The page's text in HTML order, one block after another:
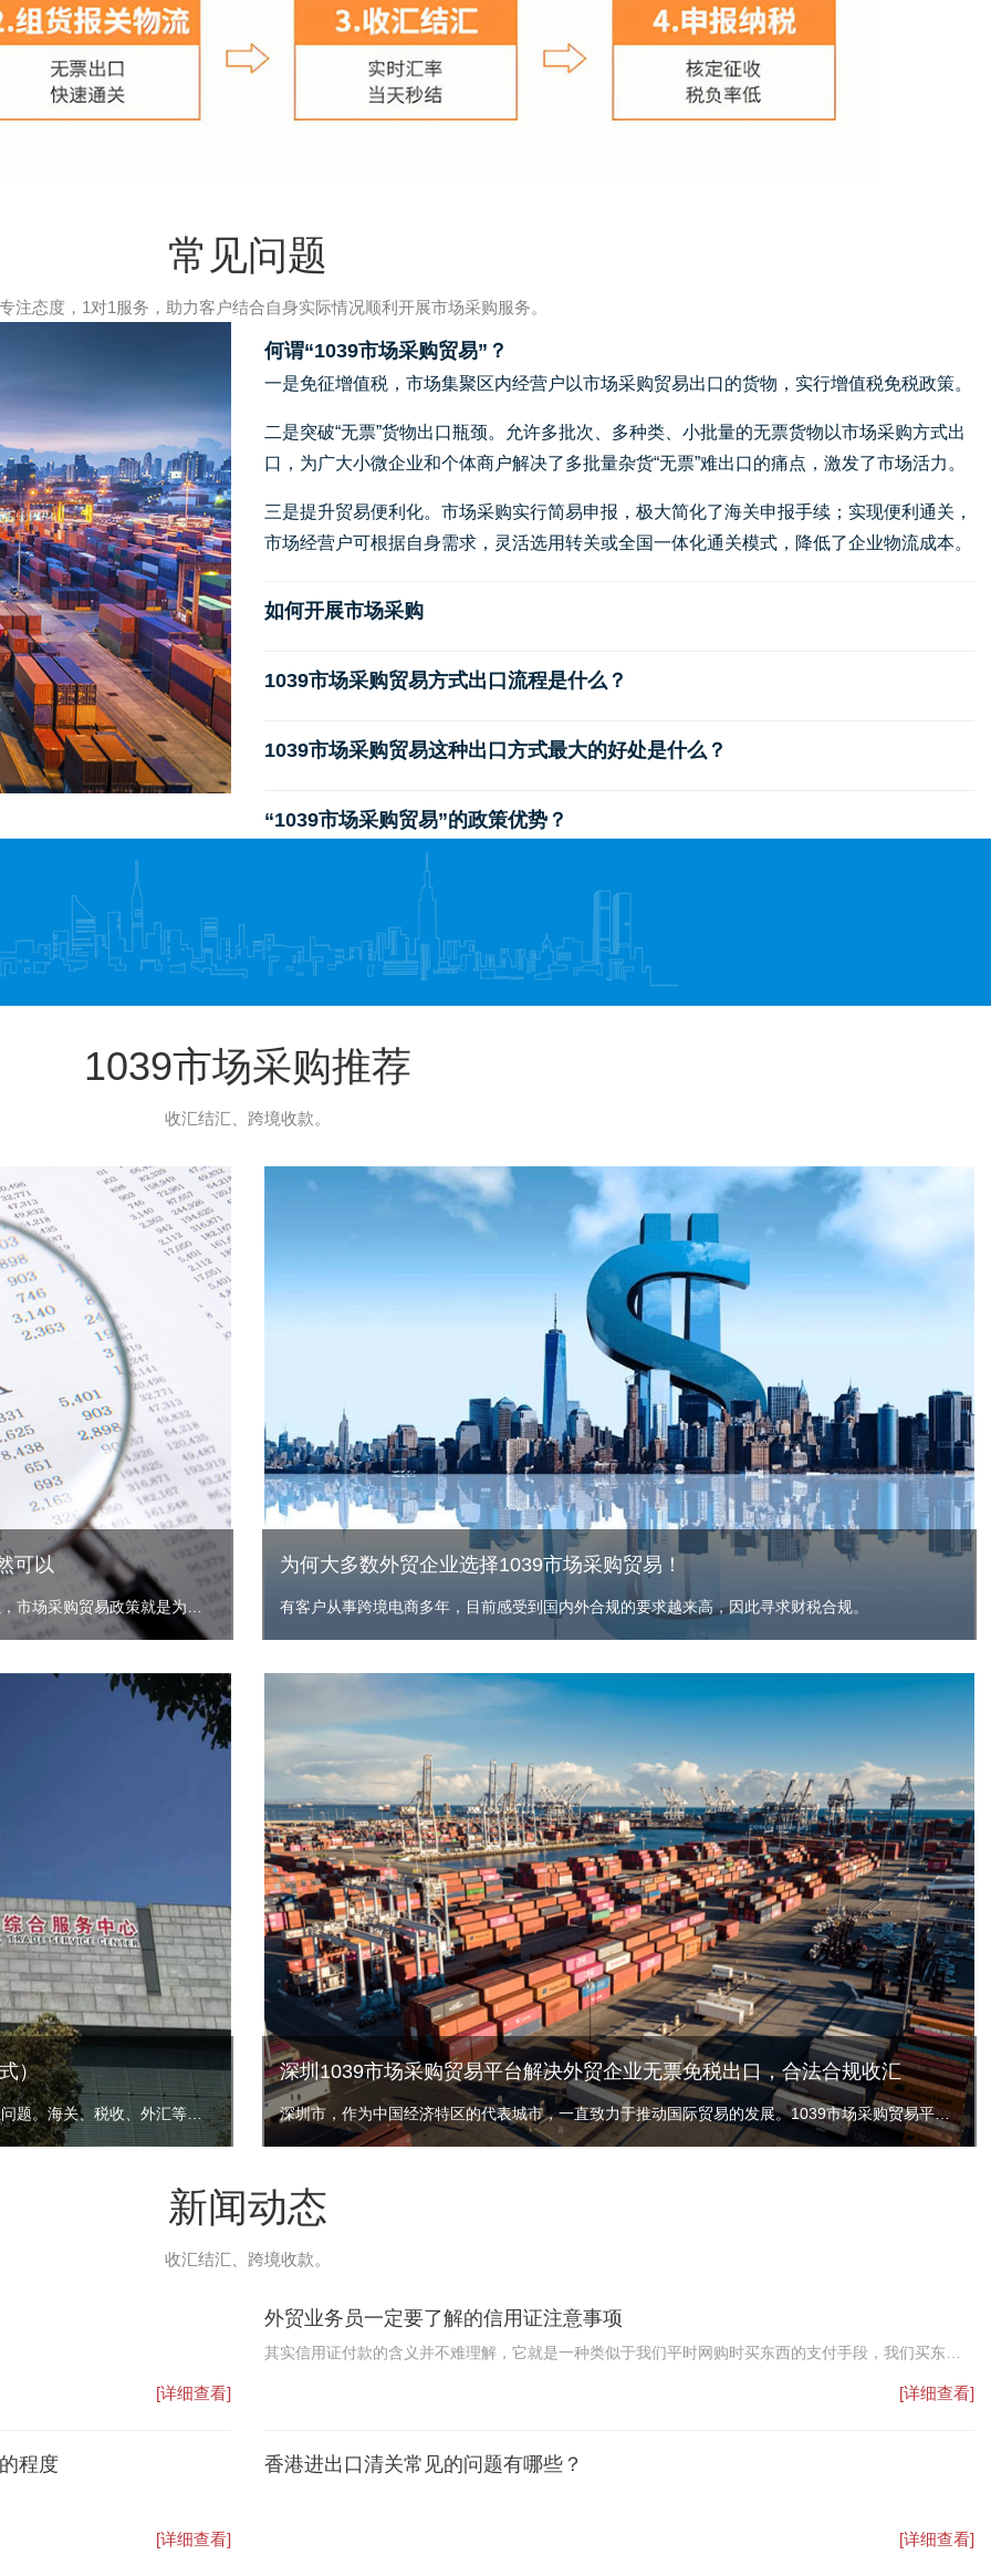
常见问题
注态度，1对1服务，助力客户结合自身实际情况顺利开展市场采购服务。
何谓“1039市场采购贸易”？
一是免征增值税，市场集聚区内经营户以市场采购贸易出口的货物，实行增值税免税政策。
二是突破“无票”货物出口瓶颈。允许多批次、多种类、小批量的无票货物以市场采购方式出
口，为广大小微企业和个体商户解决了多批量杂货“无票”难出口的痛点，激发了市场活力。
三是提升贸易便利化。市场采购实行简易申报，极大简化了海关申报手续；实现便利通关，
市场经营户可根据自身需求，灵活选用转关或全国一体化通关模式，降低了企业物流成本。
如何开展市场采购
1039市场采购贸易方式出口流程是什么？
1039市场采购贸易这种出口方式最大的好处是什么？
“1039市场采购贸易”的政策优势？
1039市场采购推荐
收汇结汇、跨境收款。
可以 为何大多数外贸企业选择1039市场采购贸易！
有客户从事跨境电商多年，目前感受到国内外合规的要求越来高，因此寻求财税合规。
） 深圳1039市场采购贸易平台解决外贸企业无票免税出口，合法合规收汇
深圳市，作为中国经济特区的代表城市，一直致力于推动国际贸易的发展。1039市场采购贸易平台，作为深圳市政府重点扶持的项目之一，不仅提供了一站式的交易、物流、结算等服务，而且在解决外贸企业无票免税出口和合法合规收汇方面发挥了重要作用。
新闻动态
收汇结汇、跨境收款。
[详细查看]
程度
[详细查看]
外贸业务员一定要了解的信用证注意事项
其实信用证付款的含义并不难理解，它就是一种类似于我们平时网购时买东西的支付手段，我们买东西
[详细查看]
香港进出口清关常见的问题有哪些？
[详细查看]